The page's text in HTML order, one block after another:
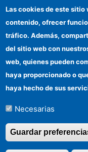
Las cookies de este sitio
contenido, ofrecer
tráfico. Además,
del sitio web con
web, quienes pueden
haya proporcionado o
haya hecho de sus
Necesarias
Guardar